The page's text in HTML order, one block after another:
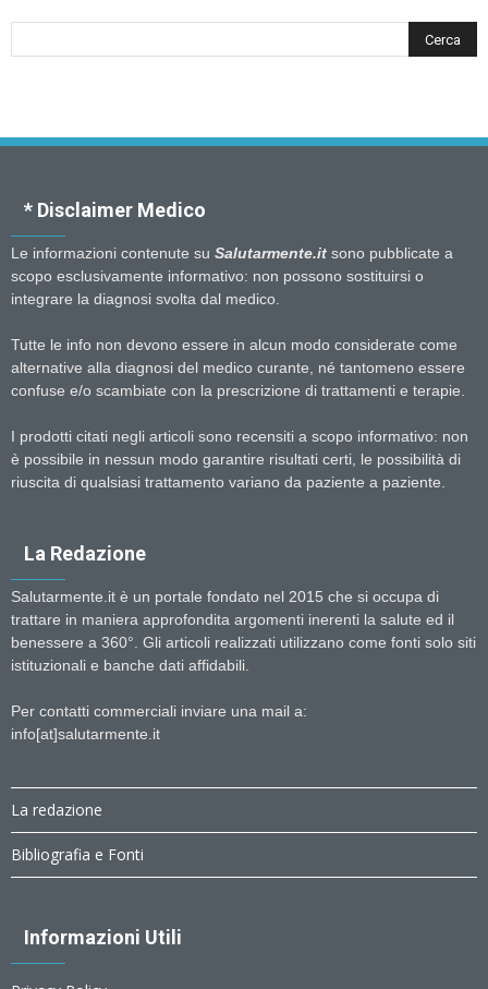
* Disclaimer Medico
Le informazioni contenute su Salutarmente.it sono pubblicate a
scopo esclusivamente informativo: non possono sostituirsi o
integrare la diagnosi svolta dal medico.
Tutte le info non devono essere in alcun modo considerate come
alternative alla diagnosi del medico curante, né tantomeno essere
confuse e/o scambiate con la prescrizione di trattamenti e terapie.
I prodotti citati negli articoli sono recensiti a scopo informativo: non
è possibile in nessun modo garantire risultati certi, le possibilità di
riuscita di qualsiasi trattamento variano da paziente a paziente.
La Redazione
Salutarmente.it è un portale fondato nel 2015 che si occupa di
trattare in maniera approfondita argomenti inerenti la salute ed il
benessere a 360°. Gli articoli realizzati utilizzano come fonti solo siti
istituzionali e banche dati affidabili.
Per contatti commerciali inviare una mail a:
info[at]salutarmente.it
La redazione
Bibliografia e Fonti
Informazioni Utili